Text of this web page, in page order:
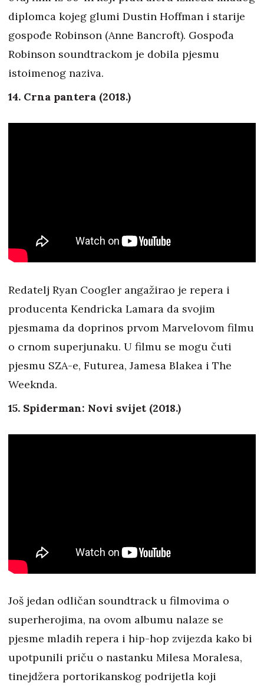
diplomca kojeg glumi Dustin Hoffman i starije
gospođe Robinson (Anne Bancroft). Gospođa
Robinson soundtrackom je dobila pjesmu
istoimenog naziva.
14. Crna pantera (2018.)
Redatelj Ryan Coogler angažirao je repera i
producenta Kendricka Lamara da svojim
pjesmama da doprinos prvom Marvelovom filmu
o crnom superjunaku. U filmu se mogu čuti
pjesmu SZA-e, Futurea, Jamesa Blakea i The
Weeknda.
15. Spiderman: Novi svijet (2018.)
Još jedan odličan soundtrack u filmovima o
superherojima, na ovom albumu nalaze se
pjesme mladih repera i hip-hop zvijezda kako bi
upotpunili priču o nastanku Milesa Moralesa,
tinejdžera portorikanskog podrijetla koji